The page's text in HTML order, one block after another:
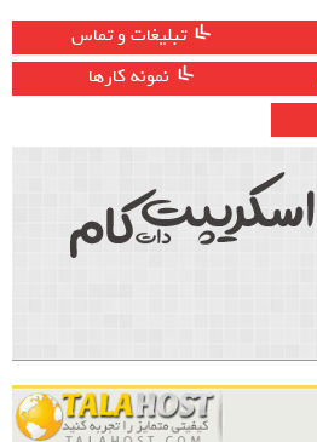
تبلیغات و تماس
نمونه کارها